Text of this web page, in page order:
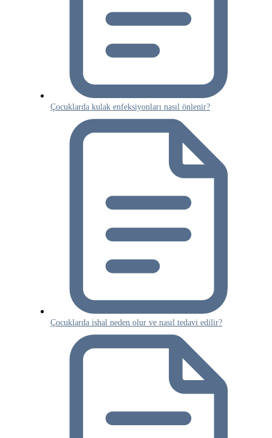
Çocuklarda kulak enfeksiyonları nasıl önlenir?
Çocuklarda ishal neden olur ve nasıl tedavi edilir?